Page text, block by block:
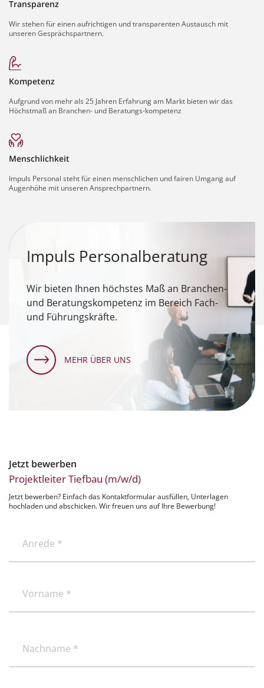
Transparenz
Wir stehen für einen aufrichtigen und transparenten Austausch mit
unseren Gesprächspartnern.
Kompetenz
Aufgrund von mehr als 25 Jahren Erfahrung am Markt bieten wir das
Höchstmaß an Branchen- und Beratungs-kompetenz
Menschlichkeit
Impuls Personal steht für einen menschlichen und fairen Umgang auf
Augenhöhe mit unseren Ansprechpartnern.
Impuls Personalberatung
Wir bieten Ihnen höchstes Maß an Branchen-
und Beratungskompetenz im Bereich Fach-
und Führungskräfte.
MEHR ÜBER UNS
Jetzt bewerben
Projektleiter Tiefbau (m/w/d)
Jetzt bewerben? Einfach das Kontaktformular ausfüllen, Unterlagen
hochladen und abschicken. Wir freuen uns auf Ihre Bewerbung!